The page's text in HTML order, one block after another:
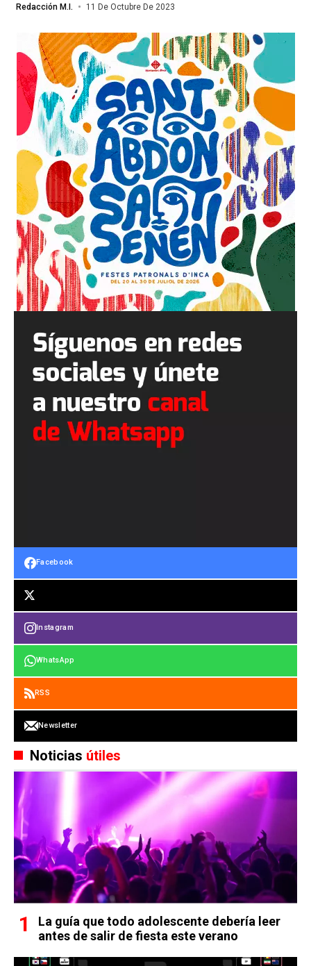
Redacción M.I. 11 De Octubre De 2023
Facebook
Instagram
WhatsApp
RSS
Newsletter
Noticias útiles
La guía que todo adolescente debería leer
antes de salir de fiesta este verano